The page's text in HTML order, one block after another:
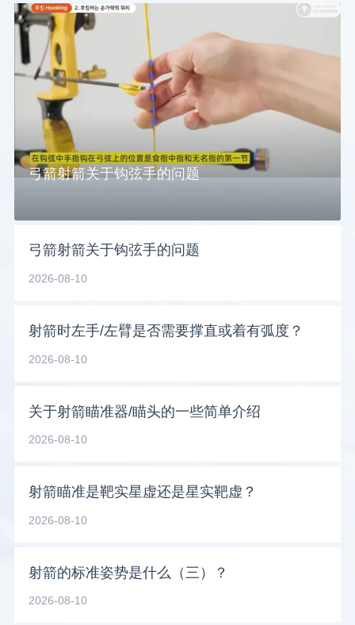
弓箭射箭关于钩弦手的问题
弓箭射箭关于钩弦手的问题
2026-08-10
射箭时左手/左臂是否需要撑直或着有弧度？
2026-08-10
关于射箭瞄准器/瞄头的一些简单介绍
2026-08-10
射箭瞄准是靶实星虚还是星实靶虚？
2026-08-10
射箭的标准姿势是什么（三）？
2026-08-10